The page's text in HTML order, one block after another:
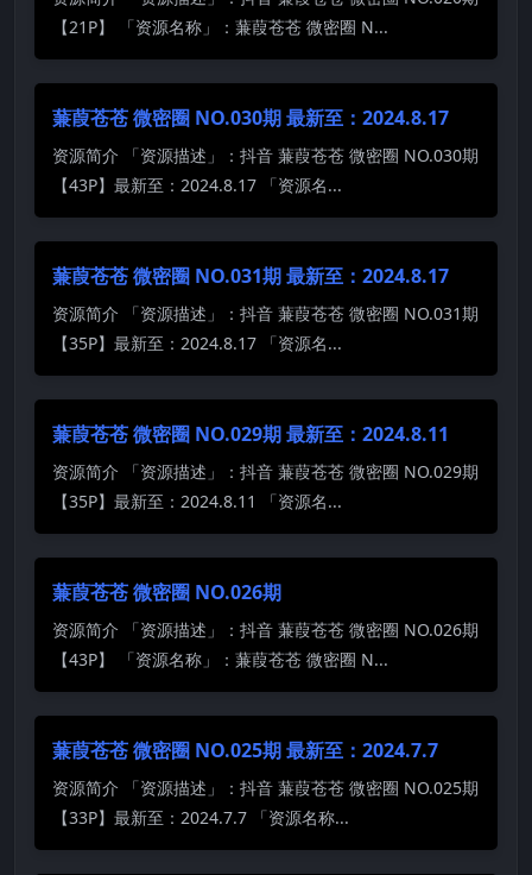
【21P】 「资源名称」：蒹葭苍苍 微密圈 N...
蒹葭苍苍 微密圈 NO.030期 最新至：2024.8.17
资源简介 「资源描述」：抖音 蒹葭苍苍 微密圈 NO.030期
【43P】最新至：2024.8.17 「资源名...
蒹葭苍苍 微密圈 NO.031期 最新至：2024.8.17
资源简介 「资源描述」：抖音 蒹葭苍苍 微密圈 NO.031期
【35P】最新至：2024.8.17 「资源名...
蒹葭苍苍 微密圈 NO.029期 最新至：2024.8.11
资源简介 「资源描述」：抖音 蒹葭苍苍 微密圈 NO.029期
【35P】最新至：2024.8.11 「资源名...
蒹葭苍苍 微密圈 NO.026期
资源简介 「资源描述」：抖音 蒹葭苍苍 微密圈 NO.026期
【43P】 「资源名称」：蒹葭苍苍 微密圈 N...
蒹葭苍苍 微密圈 NO.025期 最新至：2024.7.7
资源简介 「资源描述」：抖音 蒹葭苍苍 微密圈 NO.025期
【33P】最新至：2024.7.7 「资源名称...